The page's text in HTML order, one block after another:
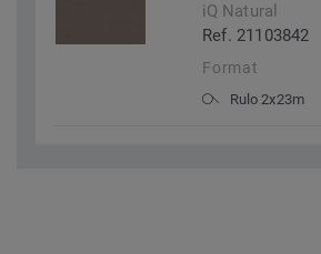
iQ Natural
Ref. 21103842
Format
Rulo 2x23m